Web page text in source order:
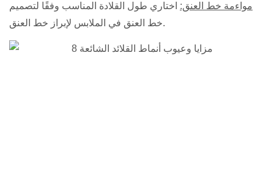
مواءمة خط العنق: اختاري طول القلادة المناسب وفقًا لتصميم
خط العنق في الملابس لإبراز خط العنق.